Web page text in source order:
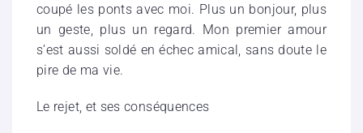
coupé les ponts avec moi. Plus un bonjour, plus
un geste, plus un regard. Mon premier amour
s’est aussi soldé en échec amical, sans doute le
pire de ma vie.
Le rejet, et ses conséquences